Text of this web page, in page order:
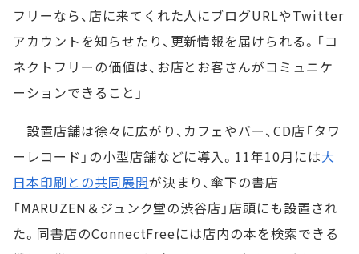
フリーなら、店に来てくれた人にブログURLやTwitter
アカウントを知らせたり、更新情報を届けられる。「コ
ネクトフリーの価値は、お店とお客さんがコミュニケ
ーションできること」
設置店舗は徐々に広がり、カフェやバー、CD店「タワ
ーレコード」の小型店舗などに導入。11年10月には大
日本印刷との共同展開が決まり、傘下の書店
「MARUZEN＆ジュンク堂の渋谷店」店頭にも設置され
た。同書店のConnectFreeには店内の本を検索できる